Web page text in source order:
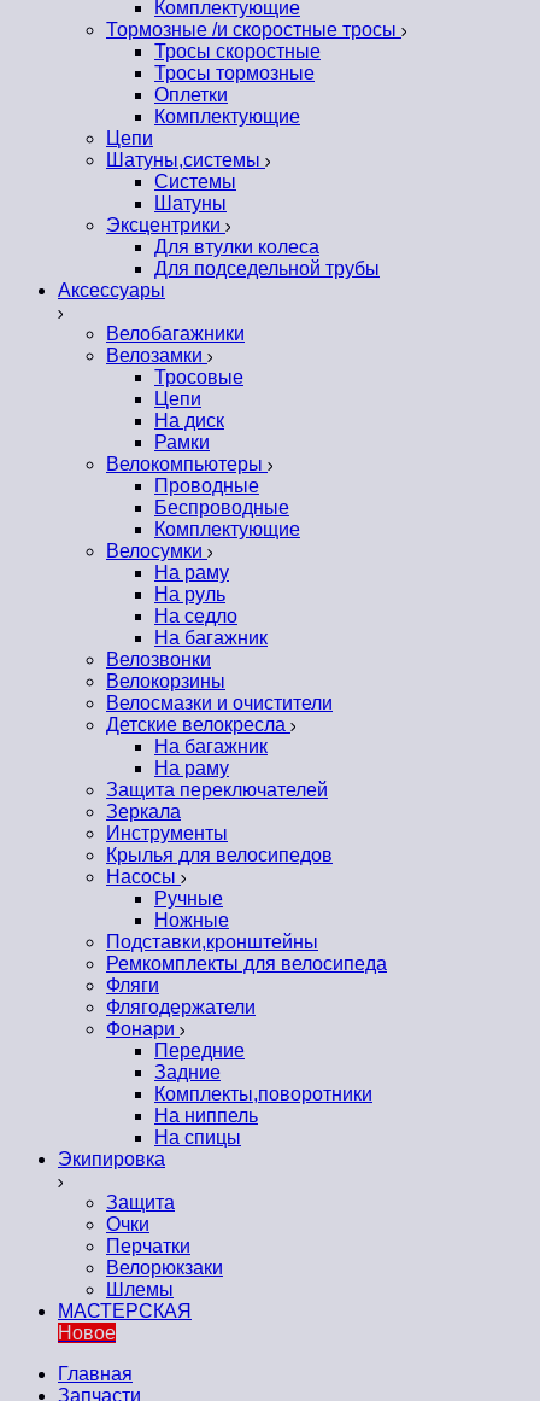
Комплектующие
Тормозные /и скоростные тросы
Тросы скоростные
Тросы тормозные
Оплетки
Комплектующие
Цепи
Шатуны,системы
Системы
Шатуны
Эксцентрики
Для втулки колеса
Для подседельной трубы
Аксессуары
Велобагажники
Велозамки
Тросовые
Цепи
На диск
Рамки
Велокомпьютеры
Проводные
Беспроводные
Комплектующие
Велосумки
На раму
На руль
На седло
На багажник
Велозвонки
Велокорзины
Велосмазки и очистители
Детские велокресла
На багажник
На раму
Защита переключателей
Зеркала
Инструменты
Крылья для велосипедов
Насосы
Ручные
Ножные
Подставки,кронштейны
Ремкомплекты для велосипеда
Фляги
Флягодержатели
Фонари
Передние
Задние
Комплекты,поворотники
На ниппель
На спицы
Экипировка
Защита
Очки
Перчатки
Велорюкзаки
Шлемы
МАСТЕРСКАЯ
Новое
Главная
Запчасти